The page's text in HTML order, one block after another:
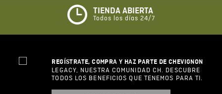
★☆ ☆
Su nombre
Correo electrónico
TIENDA ABIERTA
Todos los días 24/7
REGÍSTRATE, COMPRA Y HAZ PARTE DE CHEVIGNON
LEGACY, NUESTRA COMUNIDAD CH. DESCUBRE
TODOS LOS BENEFICIOS QUE TENEMOS PARA TI.